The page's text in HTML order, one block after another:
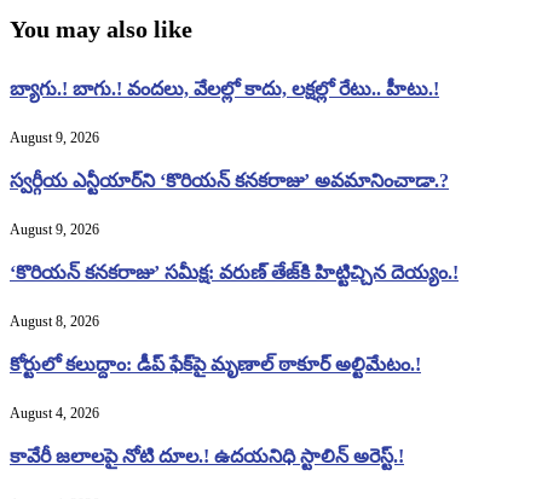
You may also like
బ్యాగు.! బాగు.! వందలు, వేలల్లో కాదు, లక్షల్లో రేటు.. హీటు.!
August 9, 2026
స్వర్గీయ ఎన్టీయార్‌ని ‘కొరియన్ కనకరాజు’ అవమానించాడా.?
August 9, 2026
‘కొరియన్ కనకరాజు’ సమీక్ష: వరుణ్ తేజ్‌కి హిట్టిచ్చిన దెయ్యం.!
August 8, 2026
కోర్టులో కలుద్దాం: డీప్ ఫేక్‌పై మృణాల్ ఠాకూర్ అల్టిమేటం.!
August 4, 2026
కావేరీ జలాలపై నోటి దూల.! ఉదయనిధి స్టాలిన్ అరెస్ట్.!